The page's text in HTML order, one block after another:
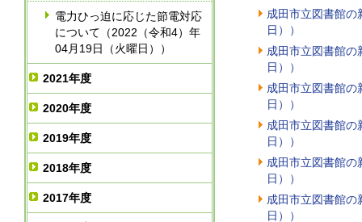
電力ひっ迫に応じた節電対応
について（2022（令和4）年
04月19日（火曜日））
2021年度
2020年度
2019年度
2018年度
2017年度
成田市立図書館
日））
成田市立図書館
日））
成田市立図書館
日））
成田市立図書館
日））
成田市立図書館
日））
成田市立図書館
日））